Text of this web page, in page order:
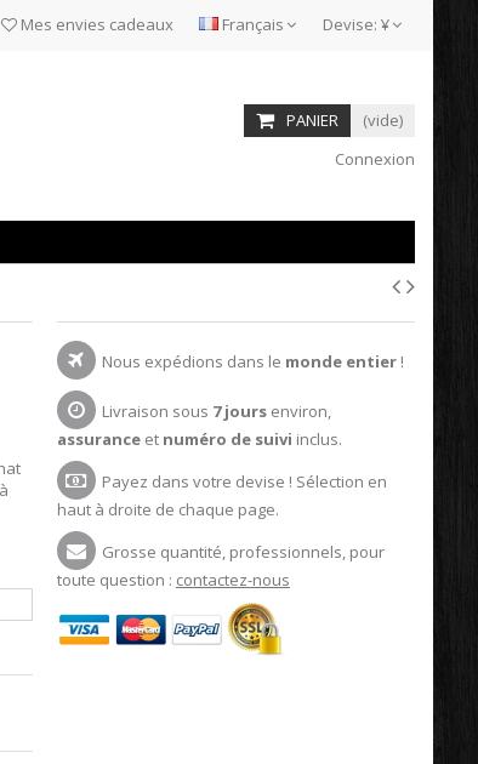
Devise: ¥
Français
Mes envies cadeaux
PANIER
(vide)
Connexion
Nous expédions dans le monde entier!
Livraison sous 7 joursenviron,
assuranceet numéro de suivi inclus.
Payez dans votre devise ! Sélection en
haut à droite de chaque page.
Grosse quantité, professionnels, pour
toute question : contactez-nous